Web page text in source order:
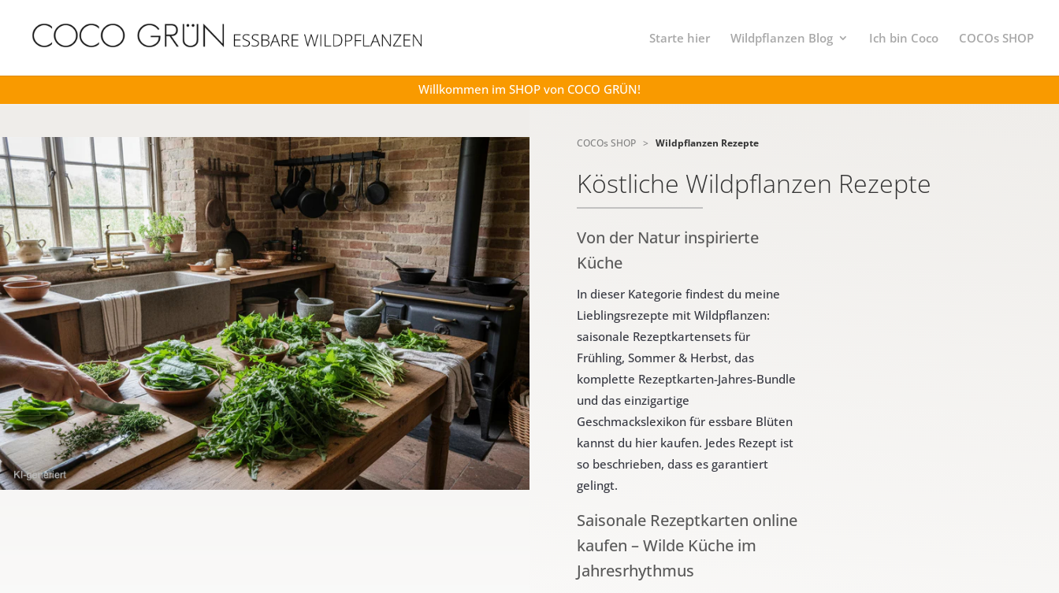
Starte hier Wildpflanzen Blog Ich bin Coco COCOs SHOP
Willkommen im SHOP von COCO GRÜN!
COCOs SHOP > Wildpflanzen Rezepte
Köstliche Wildpflanzen Rezepte
Von der Natur inspirierte
Küche
In dieser Kategorie findest du meine
Lieblingsrezepte mit Wildpflanzen:
saisonale Rezeptkartensets für
Frühling, Sommer & Herbst, das
komplette Rezeptkarten-Jahres-Bundle
und das einzigartige
Geschmackslexikon für essbare Blüten
kannst du hier kaufen. Jedes Rezept ist
so beschrieben, dass es garantiert
gelingt.
Saisonale Rezeptkarten online
kaufen – Wilde Küche im
Jahresrhythmus